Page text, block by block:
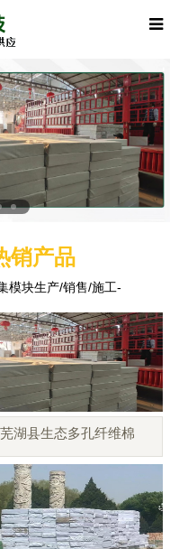
销产品
模块生产/销售/施工-
芜湖县生态多孔纤维棉